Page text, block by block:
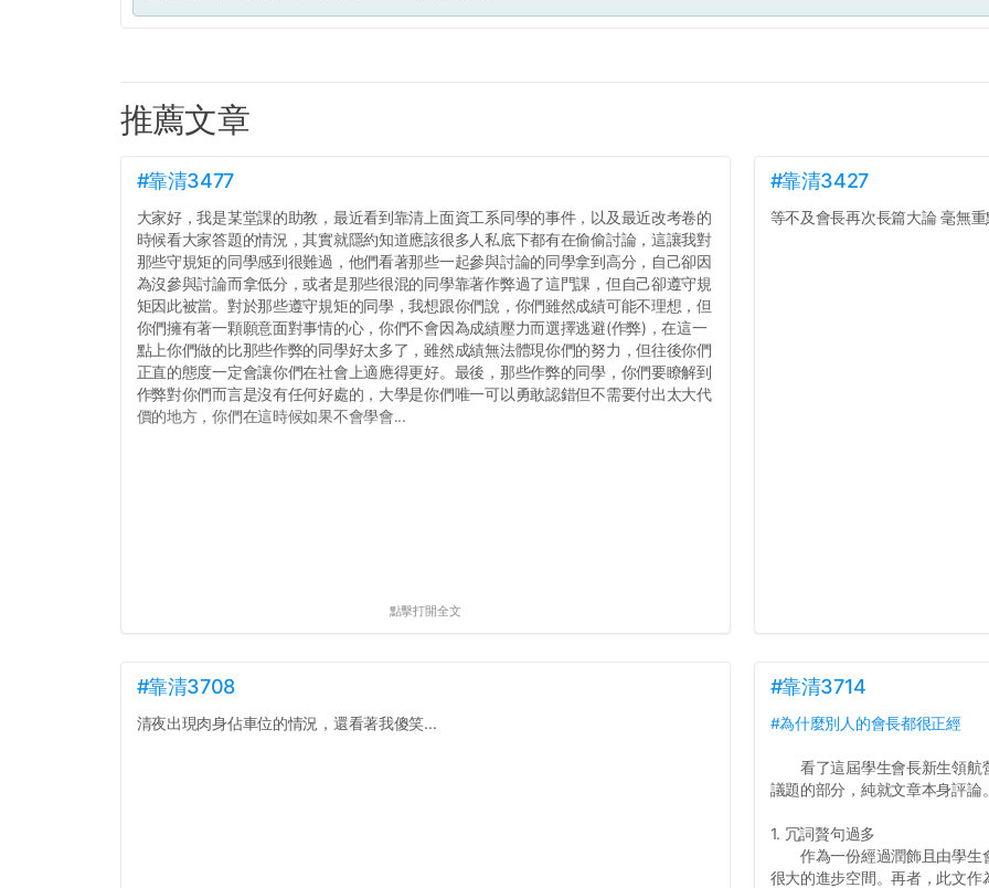
推薦文章
#靠清3477
大家好，我是某堂課的助教，最近看到靠清上面資工系同學的事件，以及最近改考卷的
時候看大家答題的情況，其實就隱約知道應該很多人私底下都有在偷偷討論，這讓我對
那些守規矩的同學感到很難過，他們看著那些一起參與討論的同學拿到高分，自己卻因
為沒參與討論而拿低分，或者是那些很混的同學靠著作弊過了這門課，但自己卻遵守規
矩因此被當。對於那些遵守規矩的同學，我想跟你們說，你們雖然成績可能不理想，但
你們擁有著一顆願意面對事情的心，你們不會因為成績壓力而選擇逃避(作弊)，在這一
點上你們做的比那些作弊的同學好太多了，雖然成績無法體現你們的努力，但往後你們
正直的態度一定會讓你們在社會上適應得更好。最後，那些作弊的同學，你們要瞭解到
作弊對你們而言是沒有任何好處的，大學是你們唯一可以勇敢認錯但不需要付出太大代
價的地方，你們在這時候如果不會學會...
點擊打開全文
#靠清3427
等不及會長再次長篇大論 毫無
#靠清3708
清夜出現肉身佔車位的情況，還看著我傻笑...
#靠清3714
#為什麼別人的會長都很正經
看了這屆學生會長新生領航
議題的部分，純就文章本身評論。
1. 冗詞贅句過多
作為一份經過潤飾且由學生
很大的進步空間。再者，此文